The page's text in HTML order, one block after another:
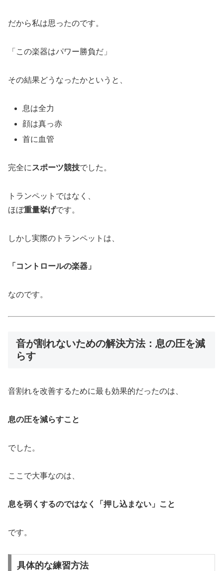
だから私は思ったのです。
「この楽器はパワー勝負だ」
その結果どうなったかというと、
息は全力
顔は真っ赤
首に血管
完全に スポーツ競技でした。
トランペットではなく、
ほぼ重量挙げです。
しかし実際のトランペットは、
「コントロールの楽器」
なのです。
音が割れないための解決方法：息の圧を減
らす
音割れを改善するために最も効果的だったのは、
息の圧を減らすこと
でした。
ここで大事なのは、
息を弱くするのではなく「押し込まない」こと
です。
具体的な練習方法